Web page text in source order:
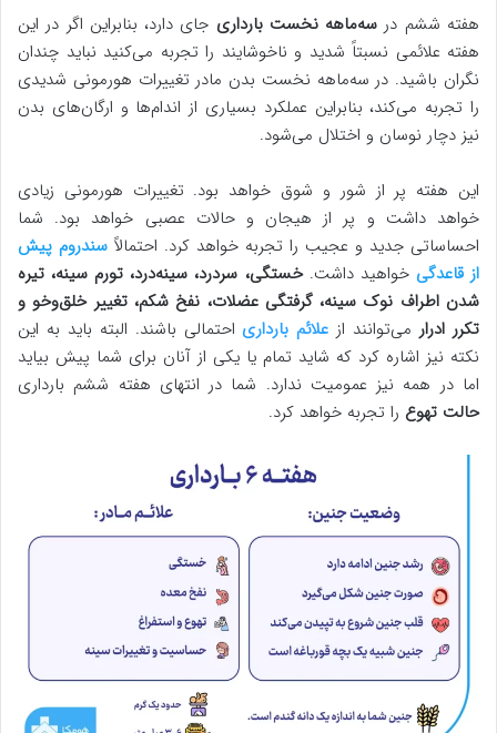
هفته ششم در سه‌ماهه نخست بارداری جای دارد، بنابراین اگر در این
هفته علائمی نسبتاً شدید و ناخوشایند را تجربه می‌کنید نباید چندان
نگران باشید. در سه‌ماهه نخست بدن مادر تغییرات هورمونی شدیدی
را تجربه می‌کند، بنابراین عملکرد بسیاری از اندام‌ها و ارگان‌های بدن
نیز دچار نوسان و اختلال می‌شود.
این هفته پر از شور و شوق خواهد بود. تغییرات هورمونی زیادی
خواهد داشت و پر از هیجان و حالات عصبی خواهد بود. شما
احساساتی جدید و عجیب را تجربه خواهد کرد. احتمالاً سندروم پیش
از قاعدگی خواهید داشت. خستگی، سردرد، سینه‌درد، تورم سینه، تیره
شدن اطراف نوک سینه، گرفتگی عضلات، نفخ شکم، تغییر خلق‌وخو و
تکرر ادرارمی‌توانند از علائم بارداری احتمالی باشند. البته باید به این
نکته نیز اشاره کرد که شاید تمام یا یکی از آنان برای شما پیش بیاید
اما در همه نیز عمومیت ندارد. شما در انتهای هفته ششم بارداری
حالت تهوع را تجربه خواهد کرد.